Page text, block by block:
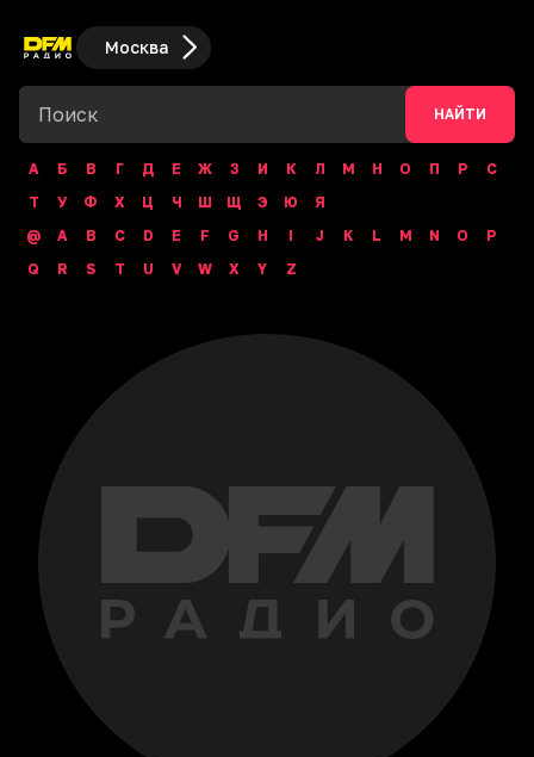
Москва
НАЙТИ
А Б В Г Д Е Ж З И К Л М Н О П Р
С
Т
У Ф Х Ц Ч Ш Щ Э Ю
Я
@
A B C D E F G H I J K L M N O
P
Q
R S T U V W X Y Z